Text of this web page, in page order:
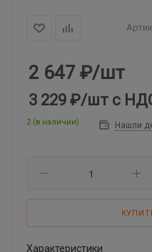
2 647 ₽/шт
3 229 ₽/шт с
2 (в наличии) Нашли
Характеристики